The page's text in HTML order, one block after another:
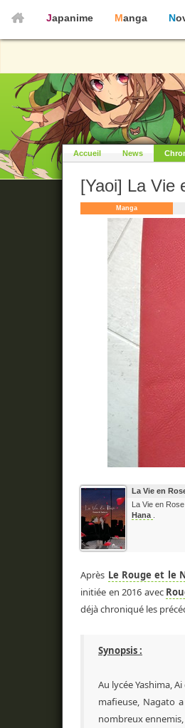
Japanime Manga
Accueil News
[Yaoi] La Vie
Manga
La Vie en
La Vie en
Hana
Après Le Rouge et le
initiée en 2016 avec
déjà chroniqué les
Synopsis :
Au lycée Yashima,
mafieuse, Nagato
nombreux